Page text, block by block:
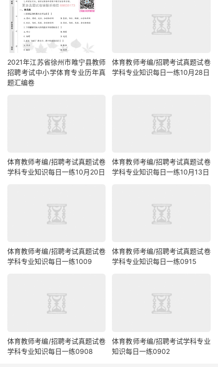
2021年江苏省徐州市睢宁县教师
招聘考试中小学体育专业历年真
题汇编卷
体育教师考编/招聘考试真题试卷
学科专业知识每日一练10月28日
体育教师考编/招聘考试真题试卷
学科专业知识每日一练10月20日
体育教师考编/招聘考试真题试卷
学科专业知识每日一练10月13日
体育教师考编/招聘考试真题试卷
学科专业知识每日一练1009
体育教师考编/招聘考试真题试卷
学科专业知识每日一练0915
体育教师考编/招聘考试真题试卷
学科专业知识每日一练0908
体育教师考编/招聘考试学科专业
知识每日一练0902